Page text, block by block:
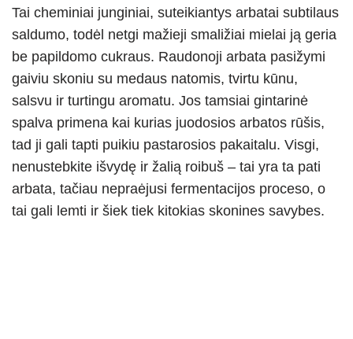
Tai cheminiai junginiai, suteikiantys arbatai subtilaus
saldumo, todėl netgi mažieji smaližiai mielai ją geria
be papildomo cukraus. Raudonoji arbata pasižymi
gaiviu skoniu su medaus natomis, tvirtu kūnu,
salsvu ir turtingu aromatu. Jos tamsiai gintarinė
spalva primena kai kurias juodosios arbatos rūšis,
tad ji gali tapti puikiu pastarosios pakaitalu. Visgi,
nenustebkite išvydę ir žalią roibuš – tai yra ta pati
arbata, tačiau nepraėjusi fermentacijos proceso, o
tai gali lemti ir šiek tiek kitokias skonines savybes.